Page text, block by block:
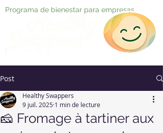
Programa de bienestar para empresas
Post
🧀 Fromage à tartiner aux
Healthy Swappers
9 juil. 2025 1 min de lecture